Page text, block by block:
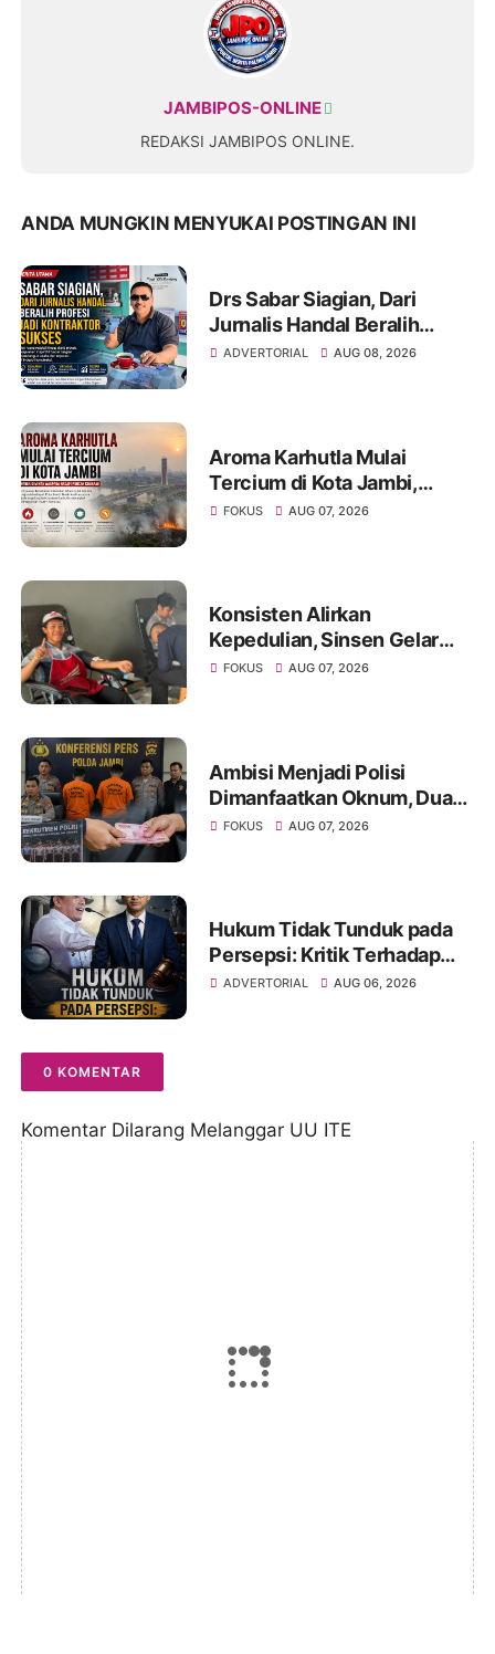
JAMBIPOS-ONLINE
REDAKSI JAMBIPOS ONLINE.
ANDA MUNGKIN MENYUKAI POSTINGAN INI
Drs Sabar Siagian, Dari
Jurnalis Handal Beralih
Profesi Jadi Kontraktor
ADVERTORIAL AUG 08, 2026
Aroma Karhutla Mulai
Tercium di Kota Jambi,
Warga Diminta Waspada
FOKUS AUG 07, 2026
Konsisten Alirkan
Kepedulian, Sinsen Gelar
Donor Darah ke-23 dalam
FOKUS AUG 07, 2026
Ambisi Menjadi Polisi
Dimanfaatkan Oknum, Dua
Anggota Polda Jambi Diduga
FOKUS AUG 07, 2026
Hukum Tidak Tunduk pada
Persepsi: Kritik Terhadap
Monopoli Kebenaran oleh
ADVERTORIAL AUG 06, 2026
0 KOMENTAR
Komentar Dilarang Melanggar UU ITE